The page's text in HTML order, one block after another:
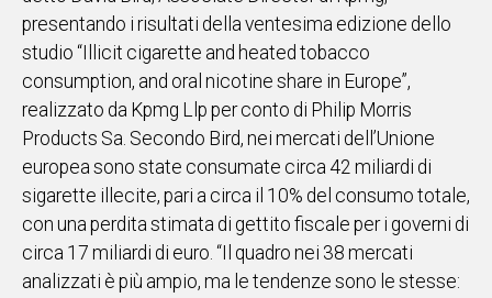
POLITICA
IN
NEL
MONDO
SPORT
EVENTI
STORIE
VIDEO
presentando i risultati della ventesima edizione dello
studio “Illicit cigarette and heated tobacco
consumption, and oral nicotine share in Europe”,
realizzato da Kpmg Llp per conto di Philip Morris
Products Sa. Secondo Bird, nei mercati dell’Unione
europea sono state consumate circa 42 miliardi di
sigarette illecite, pari a circa il 10% del consumo totale,
con una perdita stimata di gettito fiscale per i governi di
circa 17 miliardi di euro. “Il quadro nei 38 mercati
analizzati è più ampio, ma le tendenze sono le stesse: